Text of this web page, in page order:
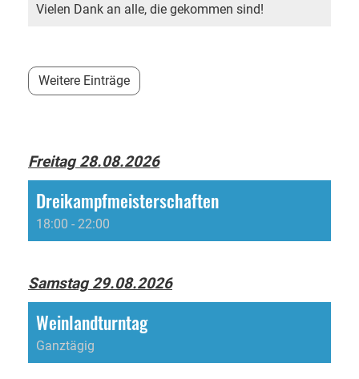
Vielen Dank an alle, die gekommen sind!
Weitere Einträge
Freitag 28.08.2026
Dreikampfmeisterschaften
18:00 - 22:00
Samstag 29.08.2026
Weinlandturntag
Ganztägig